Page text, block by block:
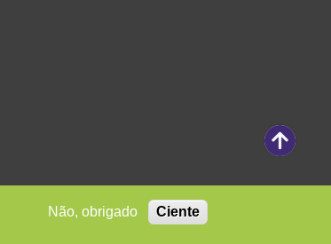
Não, obrigado Ciente